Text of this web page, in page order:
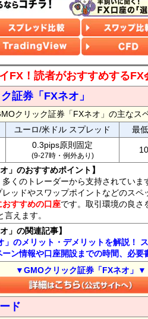
FX！読者がおすすめするFX
証券「FXネオ」
クリック証券「FXネオ」の主なス
ユーロ/米ドル スプレッド 最
0.3pips原則固定
(9-27時・例外あり)
」のおすすめポイント】
くのトレーダーから支持されてい
ッドやスワップポイントなどのスペ
すすめの口座です。取引環境の良さ
えます。
」の関連記事】
」のメリット・デメリットを解説！
ン情報や口座開設までの時間、必要
▼GMOクリック証券「FXネオ」▼
ド